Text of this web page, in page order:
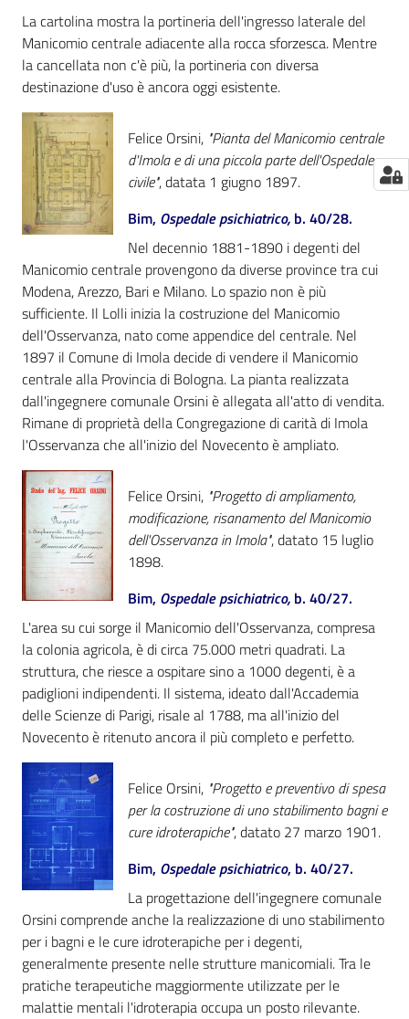
La cartolina mostra la portineria dell'ingresso laterale del
Manicomio centrale adiacente alla rocca sforzesca. Mentre
la cancellata non c'è più, la portineria con diversa
destinazione d'uso è ancora oggi esistente.
Felice Orsini, "Pianta del Manicomio centrale
d'Imola e di una piccola parte dell'Ospedale
civile", datata 1 giugno 1897.
Bim, Ospedale psichiatrico, b. 40/28.
Nel decennio 1881-1890 i degenti del
Manicomio centrale provengono da diverse province tra cui
Modena, Arezzo, Bari e Milano. Lo spazio non è più
sufficiente. Il Lolli inizia la costruzione del Manicomio
dell'Osservanza, nato come appendice del centrale. Nel
1897 il Comune di Imola decide di vendere il Manicomio
centrale alla Provincia di Bologna. La pianta realizzata
dall'ingegnere comunale Orsini è allegata all'atto di vendita.
Rimane di proprietà della Congregazione di carità di Imola
l'Osservanza che all'inizio del Novecento è ampliato.
Felice Orsini, "Progetto di ampliamento,
modificazione, risanamento del Manicomio
dell'Osservanza in Imola", datato 15 luglio
1898.
Bim, Ospedale psichiatrico, b. 40/27.
L'area su cui sorge il Manicomio dell'Osservanza, compresa
la colonia agricola, è di circa 75.000 metri quadrati. La
struttura, che riesce a ospitare sino a 1000 degenti, è a
padiglioni indipendenti. Il sistema, ideato dall'Accademia
delle Scienze di Parigi, risale al 1788, ma all'inizio del
Novecento è ritenuto ancora il più completo e perfetto.
Felice Orsini, "Progetto e preventivo di spesa
per la costruzione di uno stabilimento bagni e
cure idroterapiche", datato 27 marzo 1901.
Bim, Ospedale psichiatrico, b. 40/27.
La progettazione dell'ingegnere comunale
Orsini comprende anche la realizzazione di uno stabilimento
per i bagni e le cure idroterapiche per i degenti,
generalmente presente nelle strutture manicomiali. Tra le
pratiche terapeutiche maggiormente utilizzate per le
malattie mentali l'idroterapia occupa un posto rilevante.